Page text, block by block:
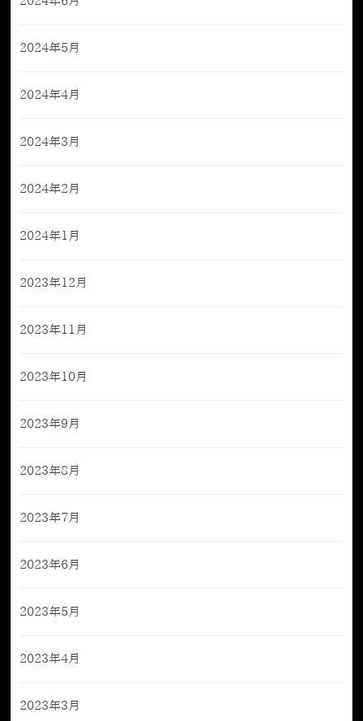
2024年5月
2024年4月
2024年3月
2024年2月
2024年1月
2023年12月
2023年11月
2023年10月
2023年9月
2023年8月
2023年7月
2023年6月
2023年5月
2023年4月
2023年3月